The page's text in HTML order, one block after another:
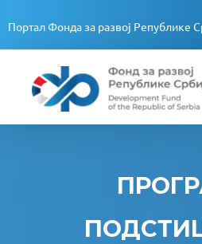
Портал Фонда за развој Републике
Fond za razvoj Republike Srbije